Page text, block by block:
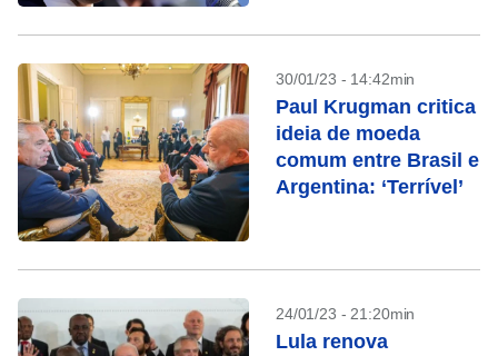
30/01/23 - 14:42min
Paul Krugman critica
ideia de moeda
comum entre Brasil e
Argentina: ‘Terrível’
24/01/23 - 21:20min
Lula renova